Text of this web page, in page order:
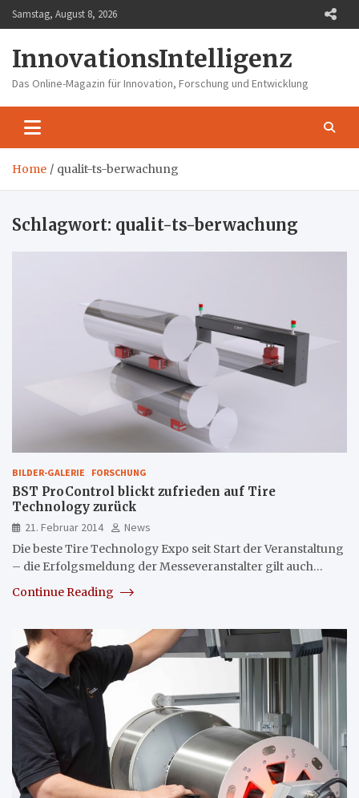
Skip
to
Samstag, August 8, 2026
InnovationsIntelligenz
Das Online-Magazin für Innovation, Forschung und Entwicklung
Home qualit-ts-berwachung
Schlagwort: qualit-ts-berwachung
BILDER-GALERIE FORSCHUNG
BST ProControl blickt zufrieden auf Tire
Technology zurück
21. Februar 2014
News
Die beste Tire Technology Expo seit Start der Veranstaltung
– die Erfolgsmeldung der Messeveranstalter gilt auch…
Continue Reading